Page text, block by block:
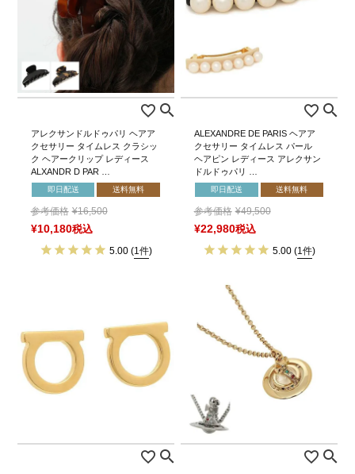
アレクサンドルドゥパリ ヘアア
クセサリー タイムレス クラシッ
ク ヘアークリップ レディース
ALXANDR D PAR …
即日配送 送料無料
参考価格 ¥16,500
¥10,180税込
5.00 (1件)
ALEXANDRE DE PARIS ヘアア
クセサリー タイムレス パール
ヘアピン レディース アレクサン
ドルドゥパリ …
即日配送 送料無料
参考価格 ¥49,500
¥22,980税込
5.00 (1件)